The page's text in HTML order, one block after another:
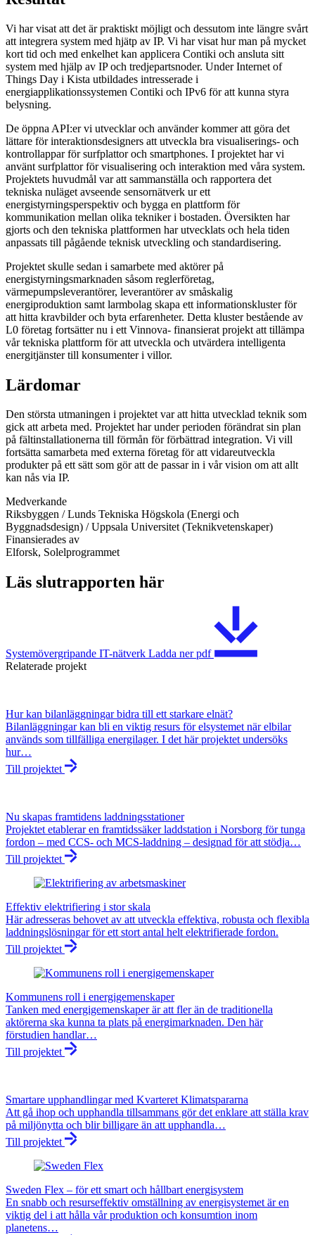
Vi har visat att det är praktiskt möjligt och dessutom inte längre svårt
att integrera system med hjätp av IP. Vi har visat hur man på mycket
kort tid och med enkelhet kan applicera Contiki och ansluta sitt
system med hjälp av IP och tredjepartsnoder. Under Internet of
Things Day i Kista utbildades intresserade i
energiapplikationssystemen Contiki och IPv6 för att kunna styra
belysning.
De öppna API:er vi utvecklar och använder kommer att göra det
lättare för interaktionsdesigners att utveckla bra visualiserings- och
kontrollappar för surfplattor och smartphones. I projektet har vi
använt surfplattor för visualisering och interaktion med våra system.
Projektets huvudmål var att sammanställa och rapportera det
tekniska nuläget avseende sensornätverk ur ett
energistyrningsperspektiv och bygga en plattform för
kommunikation mellan olika tekniker i bostaden. Översikten har
gjorts och den tekniska plattformen har utvecklats och hela tiden
anpassats till pågående teknisk utveckling och standardisering.
Projektet skulle sedan i samarbete med aktörer på
energistyrningsmarknaden såsom reglerföretag,
värmepumpsleverantörer, leverantörer av småskalig
energiproduktion samt larmbolag skapa ett informationskluster för
att hitta kravbilder och byta erfarenheter. Detta kluster bestående av
L0 företag fortsätter nu i ett Vinnova- finansierat projekt att tillämpa
vår tekniska plattform för att utveckla och utvärdera intelligenta
energitjänster till konsumenter i villor.
Lärdomar
Den största utmaningen i projektet var att hitta utvecklad teknik som
gick att arbeta med. Projektet har under perioden förändrat sin plan
på fältinstallationerna till förmån för förbättrad integration. Vi vill
fortsätta samarbeta med externa företag för att vidareutveckla
produkter på ett sätt som gör att de passar in i vår vision om att allt
kan nås via IP.
Medverkande
Riksbyggen / Lunds Tekniska Högskola (Energi och
Byggnadsdesign) / Uppsala Universitet (Teknikvetenskaper)
Finansierades av
Elforsk, Solelprogrammet
Läs slutrapporten här
Systemövergripande IT-nätverk Ladda nerpdf
Relaterade projekt
Hur kan bilanläggningar bidra till ett starkare elnät?
Bilanläggningar kan bli en viktig resurs för elsystemet när elbilar
används som tillfälliga energilager. I det här projektet undersöks
hur…
Till projektet
Nu skapas framtidens laddningsstationer
Projektet etablerar en framtidssäker laddstation i Norsborg för tunga
fordon – med CCS- och MCS-laddning – designad för att stödja…
Till projektet
Effektiv elektrifiering i stor skala
Här adresseras behovet av att utveckla effektiva, robusta och flexibla
laddningslösningar för ett stort antal helt elektrifierade fordon.
Till projektet
Kommunens roll i energigemenskaper
Tanken med energigemenskaper är att fler än de traditionella
aktörerna ska kunna ta plats på energimarknaden. Den här
förstudien handlar…
Till projektet
Smartare upphandlingar med Kvarteret Klimatspararna
Att gå ihop och upphandla tillsammans gör det enklare att ställa krav
på miljönytta och blir billigare än att upphandla…
Till projektet
Sweden Flex – för ett smart och hållbart energisystem
En snabb och resurseffektiv omställning av energisystemet är en
viktig del i att hålla vår produktion och konsumtion inom
planetens…